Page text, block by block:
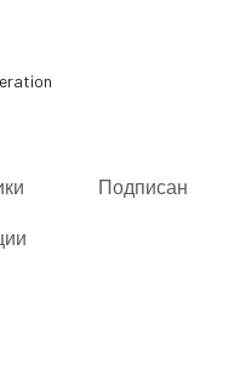
Подписан